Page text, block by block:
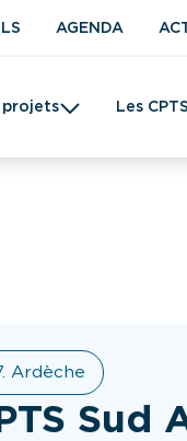
AGENDA
projets Les CPTS
Ardèche
Sud